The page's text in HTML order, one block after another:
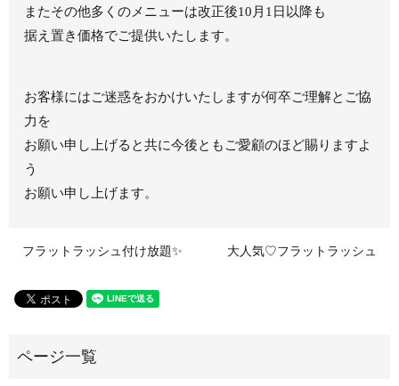
またその他多くのメニューは改正後10月1日以降も
据え置き価格でご提供いたします。
お客様にはご迷惑をおかけいたしますが何卒ご理解とご協
力を
お願い申し上げると共に今後ともご愛顧のほど賜りますよ
う
お願い申し上げます。
フラットラッシュ付け放題✨ 大人気♡フラットラッシュ